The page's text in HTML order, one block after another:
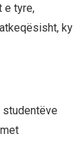
e tyre,
ky
studentëve